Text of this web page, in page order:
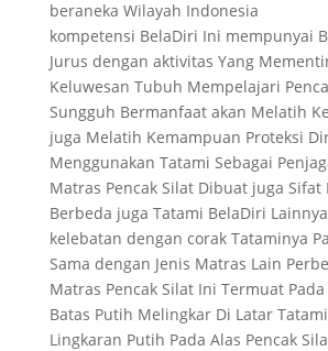
beraneka Wilayah Indonesia
kompetensi BelaDiri Ini mempunyai
Jurus dengan aktivitas Yang
Keluwesan Tubuh Mempelajari
Sungguh Bermanfaat akan Melatih
juga Melatih Kemampuan Proteksi
Menggunakan Tatami Sebagai
Matras Pencak Silat Dibuat juga Sifat
Berbeda juga Tatami BelaDiri
kelebatan dengan corak Tataminya
Sama dengan Jenis Matras Lain
Matras Pencak Silat Ini Termuat
Batas Putih Melingkar Di Latar
Lingkaran Putih Pada Alas Pencak